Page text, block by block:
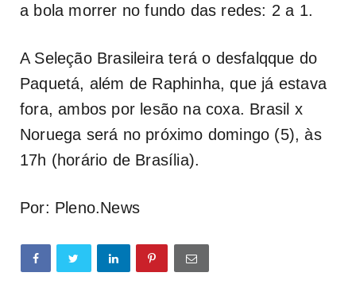
a bola morrer no fundo das redes: 2 a 1.
A Seleção Brasileira terá o desfalqque do
Paquetá, além de Raphinha, que já estava
fora, ambos por lesão na coxa. Brasil x
Noruega será no próximo domingo (5), às
17h (horário de Brasília).
Por: Pleno.News